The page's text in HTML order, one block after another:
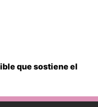
que sostiene el